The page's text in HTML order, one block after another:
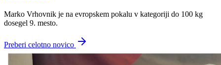
Marko Vrhovnik je na evropskem pokalu v kategoriji do 100 kg
dosegel 9. mesto.
Preberi celotno novico